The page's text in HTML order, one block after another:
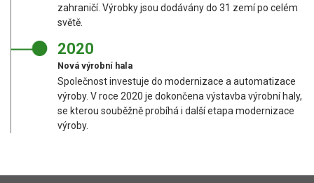
zahraničí. Výrobky jsou dodávány do 31 zemí po celém
světě.
2020
Nová výrobní hala
Společnost investuje do modernizace a automatizace
výroby. V roce 2020 je dokončena výstavba výrobní haly,
se kterou souběžně probíhá i další etapa modernizace
výroby.